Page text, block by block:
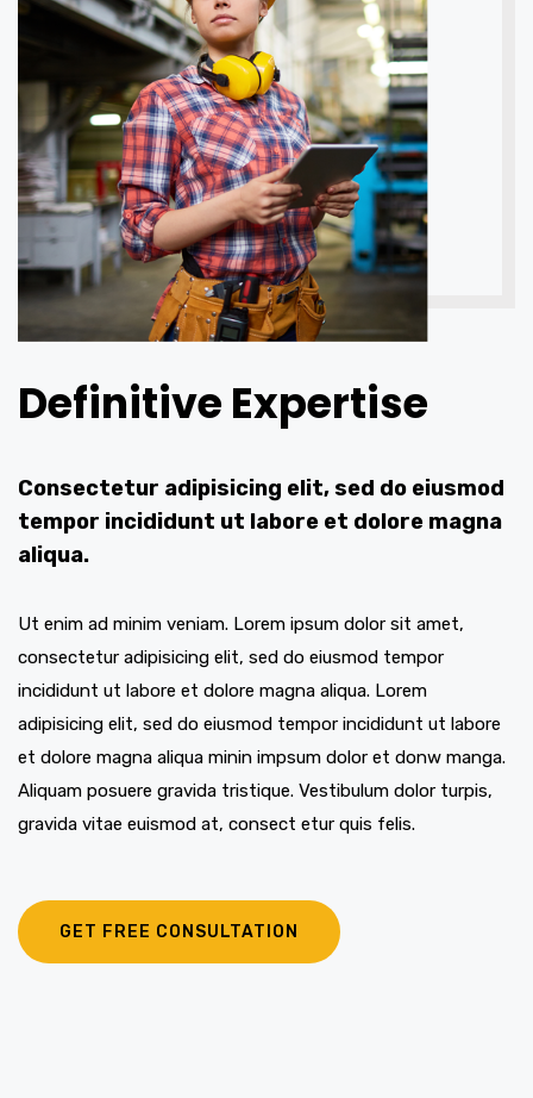
Definitive Expertise
Consectetur adipisicing elit, sed do eiusmod
tempor incididunt ut labore et dolore magna
aliqua.
Ut enim ad minim veniam. Lorem ipsum dolor sit amet,
consectetur adipisicing elit, sed do eiusmod tempor
incididunt ut labore et dolore magna aliqua. Lorem
adipisicing elit, sed do eiusmod tempor incididunt ut labore
et dolore magna aliqua minin impsum dolor et donw manga.
Aliquam posuere gravida tristique. Vestibulum dolor turpis,
gravida vitae euismod at, consect etur quis felis.
GET FREE CONSULTATION